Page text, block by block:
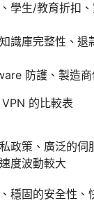
學生/教育折扣
識庫完整性、退
防護、製造
的比較表
政策、廣泛的伺
度波動較大
穩固的安全性、